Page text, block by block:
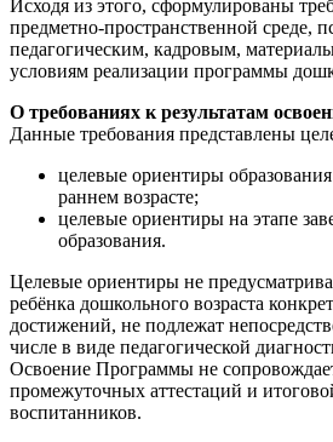
Исходя из этого, сформулированы
предметно-пространственной среде,
педагогическим, кадровым,
условиям реализации программы
О требованиях к результатам
Данные требования представлены
целевые ориентиры
раннем возрасте;
целевые ориентиры на этапе
образования.
Целевые ориентиры не
ребёнка дошкольного возраста
достижений, не подлежат
числе в виде педагогической
Освоение Программы не
промежуточных аттестаций и
воспитанников.